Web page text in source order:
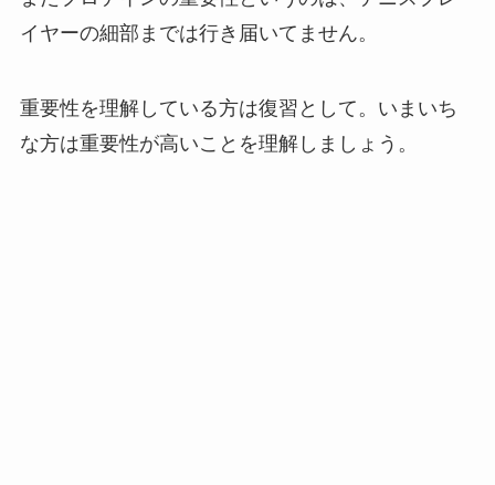
イヤーの細部までは行き届いてません。
重要性を理解している方は復習として。いまいち
な方は重要性が高いことを理解しましょう。